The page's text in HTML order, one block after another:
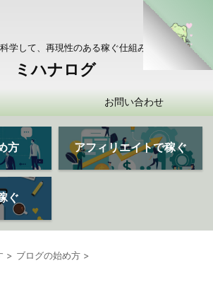
学して、再現性のある稼ぐ仕組みを持つ
ミハナログ
お問い合わせ
方 アフィリエイトで稼ぐ
ぐ
> ブログの始め方 >